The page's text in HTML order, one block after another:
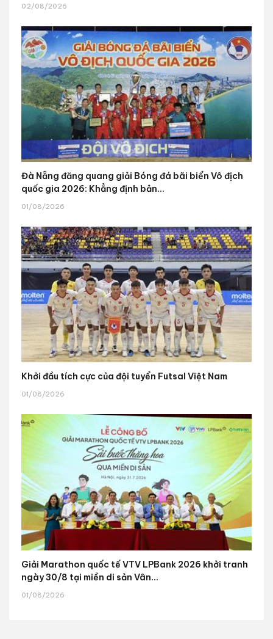
02/08/2026
Đà Nẵng đăng quang giải Bóng đá bãi biển Vô địch
quốc gia 2026: Khẳng định bản...
01/08/2026
Khởi đầu tích cực của đội tuyển Futsal Việt Nam
01/08/2026
Giải Marathon quốc tế VTV LPBank 2026 khởi tranh
ngày 30/8 tại miền di sản Vân...
01/08/2026